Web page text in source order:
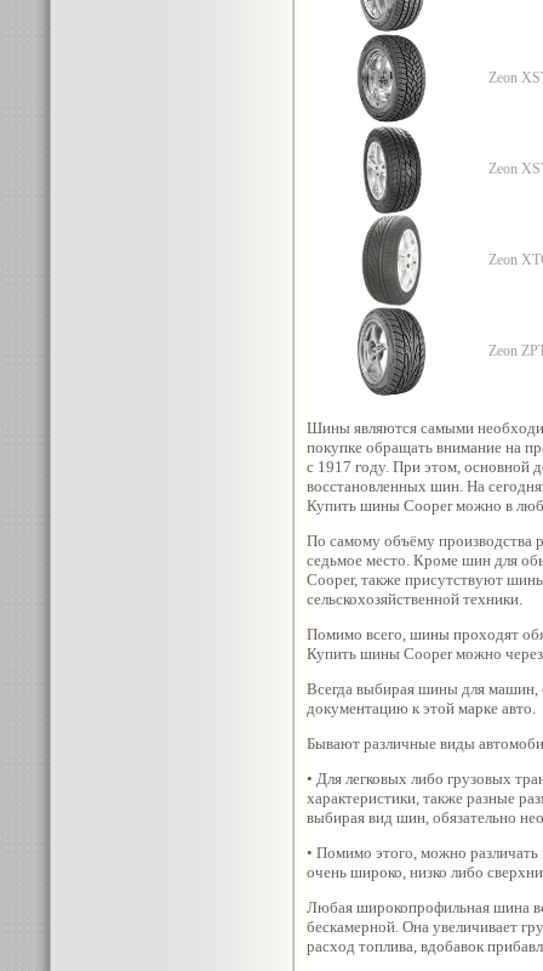
Zeon
Zeon
Zeon
Zeon
Шины являются самыми
покупке обращать внимание на
с 1917 году. При этом, основной
восстановленных шин. На
Купить шины Cooper можно в
По самому объёму производства
седьмое место. Кроме шин для
Cooper, также присутствуют
сельскохозяйственной техники.
Помимо всего, шины проходят
Купить шины Cooper можно через
Всегда выбирая шины для машин,
документацию к этой марке авто.
Бывают различные виды
• Для легковых либо грузовых
характеристики, также разные
выбирая вид шин, обязательно
• Помимо этого, можно
очень широко, низко либо
Любая широкопрофильная шина
бескамерной. Она увеличивает
расход топлива, вдобавок